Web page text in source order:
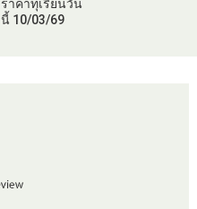
ราคาทุเรียนวัน
นี้ 10/03/69